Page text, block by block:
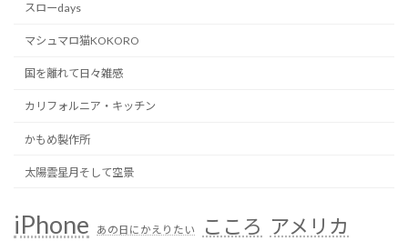
スローdays
マシュマロ猫KOKORO
国を離れて日々雑感
カリフォルニア・キッチン
かもめ製作所
太陽雲星月そして空景
iPhone あの日にかえりたい こころ アメリカ